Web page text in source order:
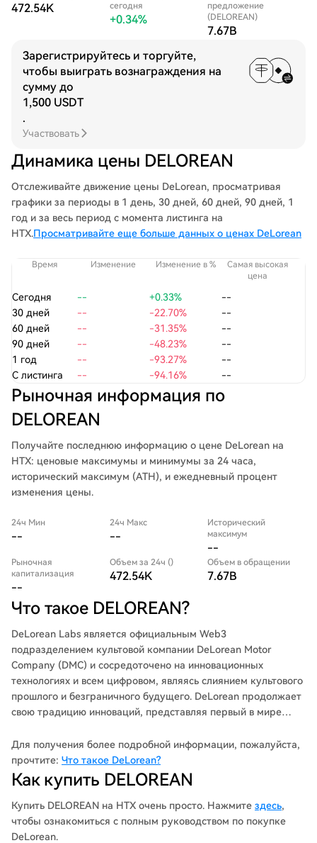
472.54K
сегодня
+0.34%
предложение
(DELOREAN)
7.67B
Зарегистрируйтесь и торгуйте,
чтобы выиграть вознаграждения на
сумму до
1,500 USDT
.
Участвовать
Динамика цены DELOREAN
Отслеживайте движение цены DeLorean, просматривая
графики за периоды в 1 день, 30 дней, 60 дней, 90 дней, 1
год и за весь период с момента листинга на
HTX.Просматривайте еще больше данных о ценах DeLorean
Время Изменение Изменение в %
Самая высокая
цена
Сегодня -- +0.33%
--
30 дней
-- -22.70%
--
60 дней
-- -31.35%
--
90 дней
-- -48.23%
--
1 год
-- -93.27%
--
С листинга
-- -94.16% --
Рыночная информация по
DELOREAN
Получайте последнюю информацию о цене DeLorean на
HTX: ценовые максимумы и минимумы за 24 часа,
исторический максимум (ATH), и ежедневный процент
изменения цены.
24ч Мин
--
24ч Макс
--
Исторический
максимум
--
Рыночная
капитализация
--
Объем за 24ч ()
472.54K
Объем в обращении
7.67B
Что такое DELOREAN?
DeLorean Labs является официальным Web3
подразделением культовой компании DeLorean Motor
Company (DMC) и сосредоточено на инновационных
технологиях и всем цифровом, являясь слиянием культового
прошлого и безграничного будущего. DeLorean продолжает
свою традицию инноваций, представляя первый в мире
использующий Протокол DeLorean, первую в отрасли
систему резервирования автомобилей, рынка и аналитики
на блокчейне. Этот Протокол разработан для того, чтобы
предоставить потребителям бесшовную и прозрачную
экосистему, где автомобили могут быть цифровым образом
куплены, проданы, аутентифицированы и отслежены как
никогда прежде.
Для получения более подробной информации, пожалуйста,
прочтите: Что такое DeLorean?
Как купить DELOREAN
Купить DELOREAN на HTX очень просто. Нажмите здесь,
чтобы ознакомиться с полным руководством по покупке
DeLorean.